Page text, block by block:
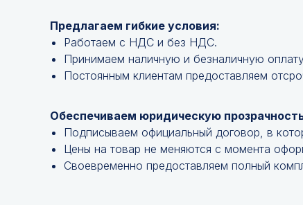
Предлагаем гибкие условия:
Работаем с НДС и без НДС.
Принимаем наличную и безналичную
Постоянным клиентам предоставляем
Обеспечиваем юридическую
Подписываем официальный договор, в
Цены на товар не меняются с момента
Своевременно предоставляем полный